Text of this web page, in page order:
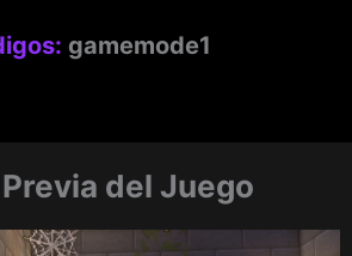
gamemode1
del Juego